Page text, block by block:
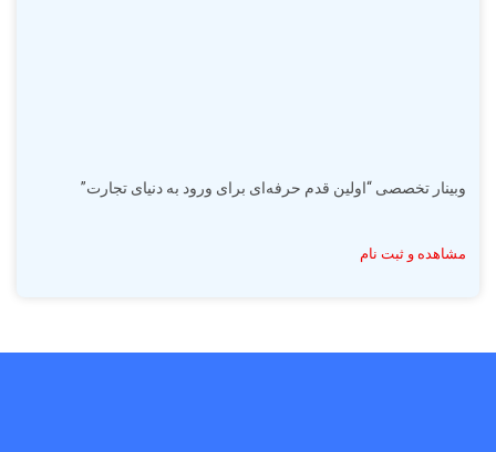
وبینار تخصصی “اولین قدم حرفه‌ای برای ورود به دنیای تجارت”
مشاهده و ثبت نام